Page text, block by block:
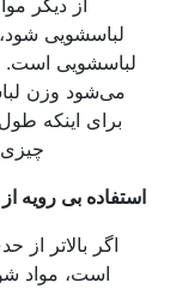
از دیگر
لباسشویی شود،
است. اگر
می‌شود وزن
برای اینکه طول
چیزی
بی رویه از
اگر بالاتر از
است، مواد